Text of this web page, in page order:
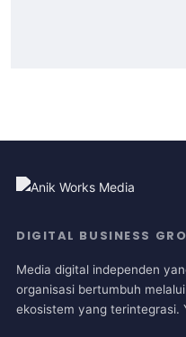
DIGITAL BUSINESS
Media digital independen
organisasi bertumbuh
ekosistem yang terintegrasi.